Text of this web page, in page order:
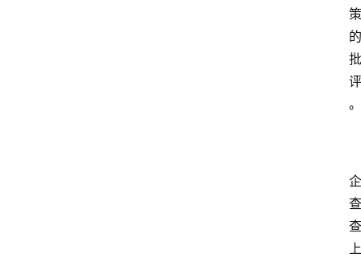
策
的
批
评
。
企
查
查
上